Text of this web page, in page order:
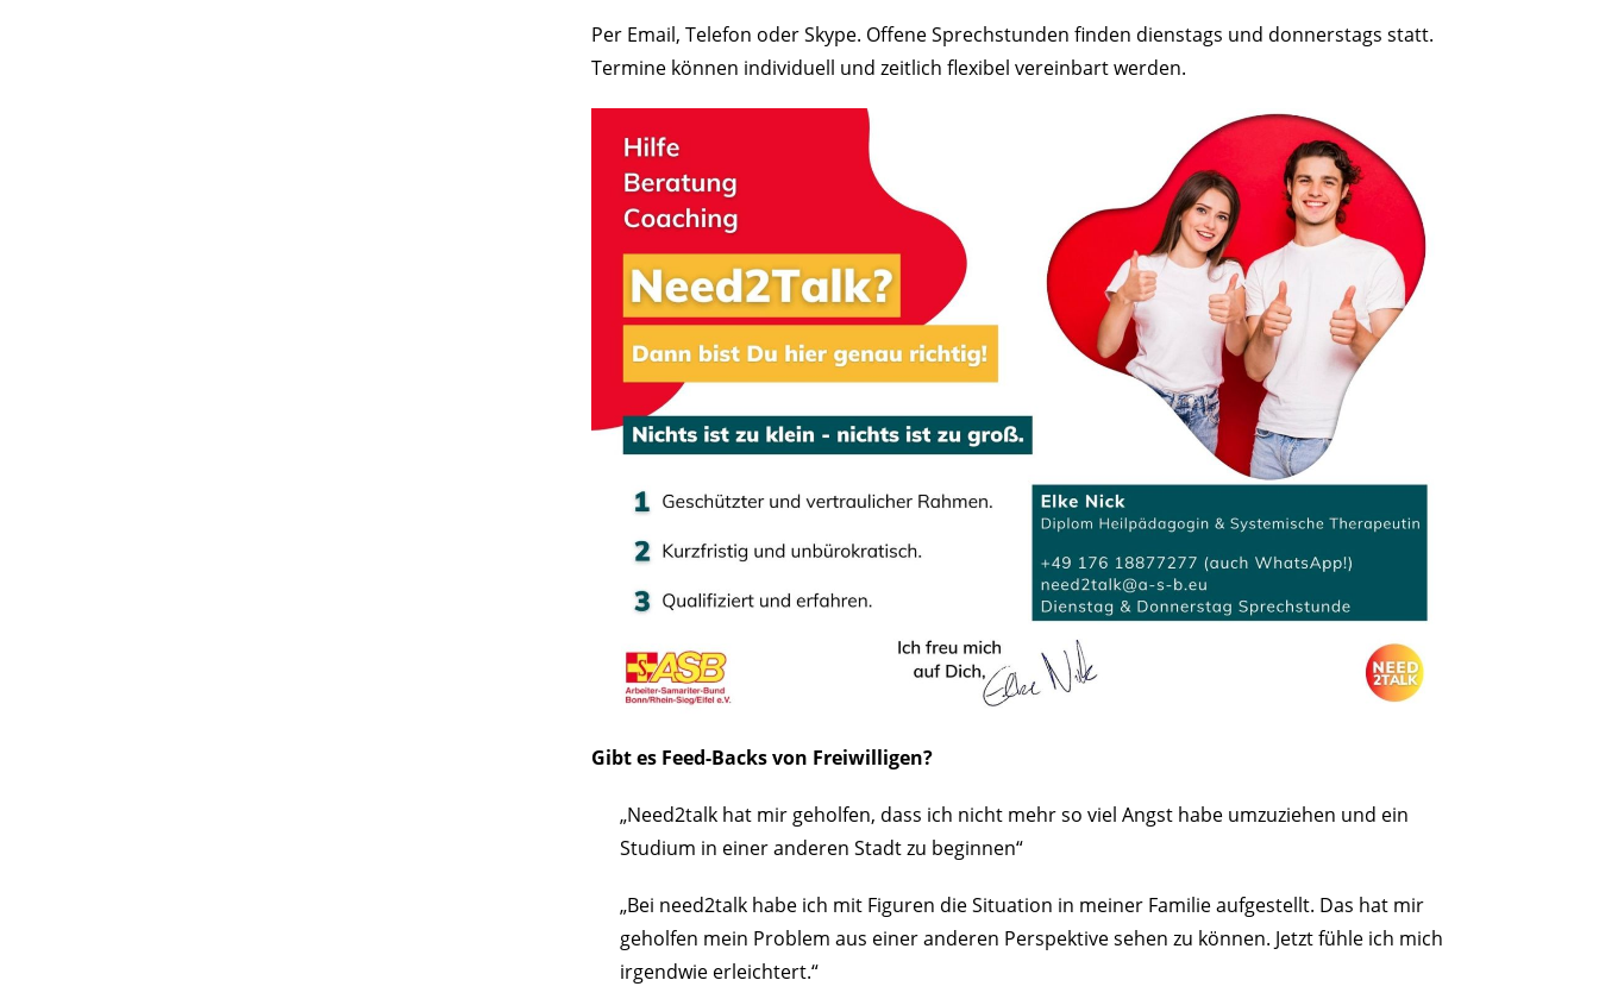
Per Email, Telefon oder Skype. Offene Sprechstunden finden dienstags und donnerstags statt.
Termine können individuell und zeitlich flexibel vereinbart werden.
Gibt es Feed-Backs von Freiwilligen?
„Need2talk hat mir geholfen, dass ich nicht mehr so viel Angst habe umzuziehen und ein
Studium in einer anderen Stadt zu beginnen“
„Bei need2talk habe ich mit Figuren die Situation in meiner Familie aufgestellt. Das hat mir
geholfen mein Problem aus einer anderen Perspektive sehen zu können. Jetzt fühle ich mich
irgendwie erleichtert.“